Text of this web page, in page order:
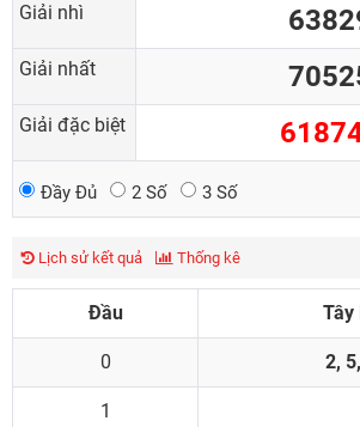
Giải nhì
Giải nhất
Giải đặc biệt
Đầy Đủ 2 Số 3 Số
Lịch sử kết quả Thống kê
Đầu Tây
0 2,
1